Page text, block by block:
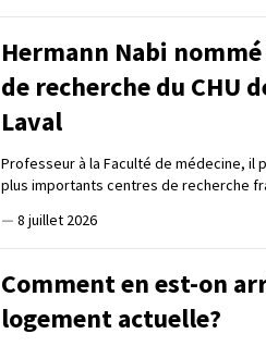
Hermann Nabi
de recherche du CHU
Laval
Professeur à la Faculté de médecine,
plus importants centres de recherche
— 8 juillet 2026
Comment en est-on
logement actuelle?